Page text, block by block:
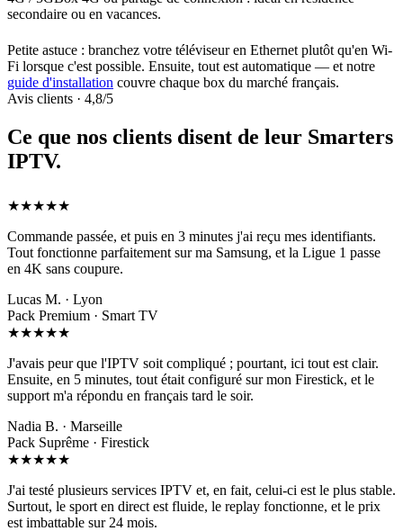
secondaire ou en vacances.
Petite astuce : branchez votre téléviseur en Ethernet plutôt qu'en Wi-
Fi lorsque c'est possible. Ensuite, tout est automatique — et notre
guide d'installation couvre chaque box du marché français.
Avis clients · 4,8/5
Ce que nos clients disent de leur Smarters
IPTV.
★★★★★
Commande passée, et puis en 3 minutes j'ai reçu mes identifiants.
Tout fonctionne parfaitement sur ma Samsung, et la Ligue 1 passe
en 4K sans coupure.
Lucas M. · Lyon
Pack Premium · Smart TV
★★★★★
J'avais peur que l'IPTV soit compliqué ; pourtant, ici tout est clair.
Ensuite, en 5 minutes, tout était configuré sur mon Firestick, et le
support m'a répondu en français tard le soir.
Nadia B. · Marseille
Pack Suprême · Firestick
★★★★★
J'ai testé plusieurs services IPTV et, en fait, celui-ci est le plus stable.
Surtout, le sport en direct est fluide, le replay fonctionne, et le prix
est imbattable sur 24 mois.